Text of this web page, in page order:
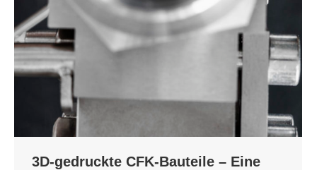
3D-gedruckte CFK-Bauteile – Eine